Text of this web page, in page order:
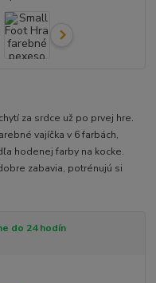
za srdce už po prvej hre.
vajíčka v 6 farbách,
hodenej farby na kocke.
zabavia, potrénujú si
do 24 hodín